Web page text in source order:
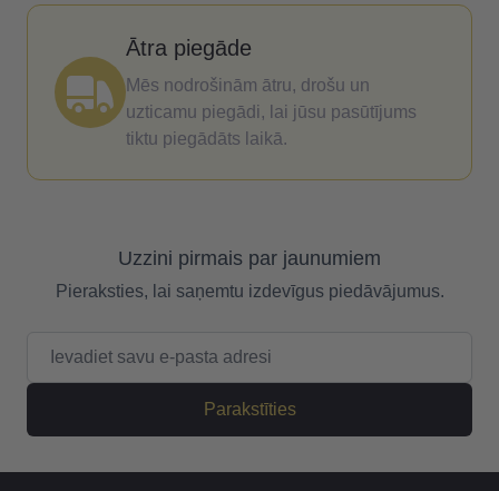
Ātra piegāde
Mēs nodrošinām ātru, drošu un
uzticamu piegādi, lai jūsu pasūtījums
tiktu piegādāts laikā.
Uzzini pirmais par jaunumiem
Pieraksties, lai saņemtu izdevīgus piedāvājumus.
Parakstīties